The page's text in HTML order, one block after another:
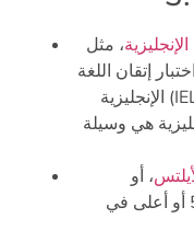
، مثل
إتقان اللغة
الإنجليزية (IELTS/TOEFL) أو إقرار رسمي من مكان
هي وسيلة
، أو
الحصول على درجة إجمالية قدرها 550 أو أعلى في